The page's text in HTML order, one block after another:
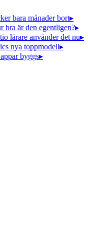
bara månader bort▸
är den egentligen?▸
lärare använder det nu▸
nya toppmodell▸
byggs▸